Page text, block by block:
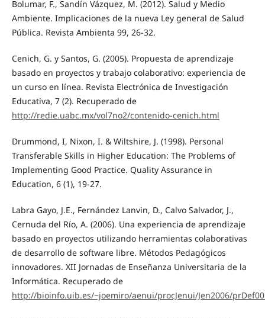
Bolumar, F., Sandín Vázquez, M. (2012). Salud y Medio
Ambiente. Implicaciones de la nueva Ley general de Salud
Pública. Revista Ambienta 99, 26-32.
Cenich, G. y Santos, G. (2005). Propuesta de aprendizaje
basado en proyectos y trabajo colaborativo: experiencia de
un curso en línea. Revista Electrónica de Investigación
Educativa, 7 (2). Recuperado de
http://redie.uabc.mx/vol7no2/contenido-cenich.html
Drummond, I, Nixon, I. & Wiltshire, J. (1998). Personal
Transferable Skills in Higher Education: The Problems of
Implementing Good Practice. Quality Assurance in
Education, 6 (1), 19-27.
Labra Gayo, J.E., Fernández Lanvin, D., Calvo Salvador, J.,
Cernuda del Río, A. (2006). Una experiencia de aprendizaje
basado en proyectos utilizando herramientas colaborativas
de desarrollo de software libre. Métodos Pedagógicos
innovadores. XII Jornadas de Enseñanza Universitaria de la
Informática. Recuperado de
http://bioinfo.uib.es/~joemiro/aenui/procJenui/Jen2006/